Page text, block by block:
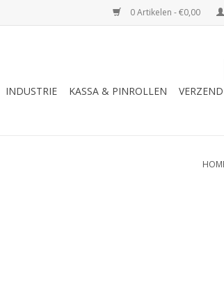
0 Artikelen - €0,00
INDUSTRIE KASSA & PINROLLEN